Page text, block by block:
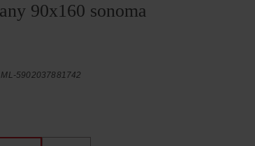
90x160 sonoma
5902037881742